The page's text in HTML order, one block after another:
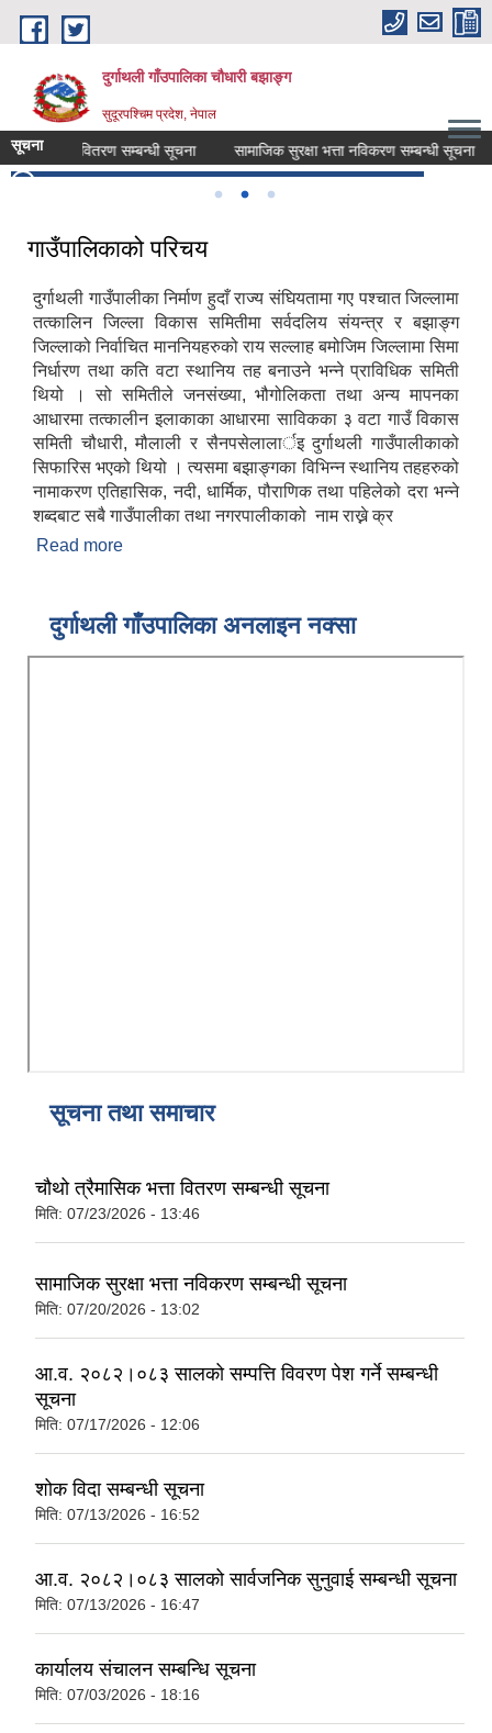
Skip to main content
दुर्गाथली गाँउपालिका चौधारी बझाङ्ग
सुदूरपश्चिम प्रदेश, नेपाल
सूचना
भत्ता वितरण सम्बन्धी सूचना सामाजिक सुरक्षा भत्ता नविकरण सम्बन्धी सूचना
गाउँपालिकाको परिचय
दुर्गाथली गाउँपालीका निर्माण हुदाँ राज्य संघियतामा गए पश्चात जिल्लामा
तत्कालिन जिल्ला विकास समितीमा सर्वदलिय संयन्त्र र बझाङ्ग
जिल्लाको निर्वाचित माननियहरुको राय सल्लाह बमोजिम जिल्लामा सिमा
निर्धारण तथा कति वटा स्थानिय तह बनाउने भन्ने प्राविधिक समिती
थियो । सो समितीले जनसंख्या, भौगोलिकता तथा अन्य मापनका
आधारमा तत्कालीन इलाकाका आधारमा साविकका ३ वटा गाउँ विकास
समिती चौधारी, मौलाली र सैनपसेलालार्इ दुर्गाथली गाउँपालीकाको
सिफारिस भएको थियो । त्यसमा बझाङ्गका विभिन्न स्थानिय तहहरुको
नामाकरण एतिहासिक, नदी, धार्मिक, पौराणिक तथा पहिलेको दरा भन्ने
शब्दबाट सबै गाउँपालीका तथा नगरपालीकाको नाम राख्ने क्र
Read more
दुर्गाथली गाँउपालिका अनलाइन नक्सा
सूचना तथा समाचार
चौथो त्रैमासिक भत्ता वितरण सम्बन्धी सूचना
मिति: 07/23/2026 - 13:46
सामाजिक सुरक्षा भत्ता नविकरण सम्बन्धी सूचना
मिति: 07/20/2026 - 13:02
आ.व. २०८२।०८३ सालको सम्पत्ति विवरण पेश गर्ने सम्बन्धी
सूचना
मिति: 07/17/2026 - 12:06
शोक विदा सम्बन्धी सूचना
मिति: 07/13/2026 - 16:52
आ.व. २०८२।०८३ सालको सार्वजनिक सुनुवाई सम्बन्धी सूचना
मिति: 07/13/2026 - 16:47
कार्यालय संचालन सम्बन्धि सूचना
मिति: 07/03/2026 - 18:16